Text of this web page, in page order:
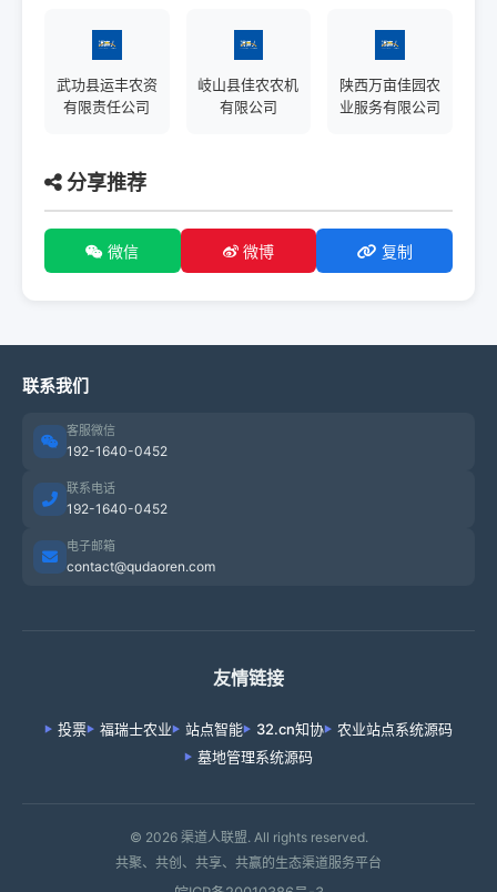
武功县运丰农资
有限责任公司
岐山县佳农农机
有限公司
陕西万亩佳园农
业服务有限公司
分享推荐
微信 微博 复制
联系我们
客服微信
192-1640-0452
联系电话
192-1640-0452
电子邮箱
contact@qudaoren.com
友情链接
投票 福瑞士农业 站点智能 32.cn知协
农业站点系统源码
墓地管理系统源码
© 2026 渠道人联盟. All rights reserved.
共聚、共创、共享、共赢的生态渠道服务平台